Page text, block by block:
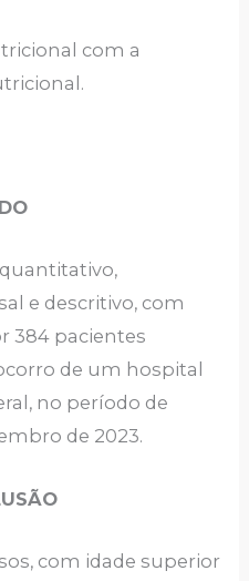
com a
e descritivo, com
384 pacientes
de um hospital
no período de
de 2023.
com idade superior